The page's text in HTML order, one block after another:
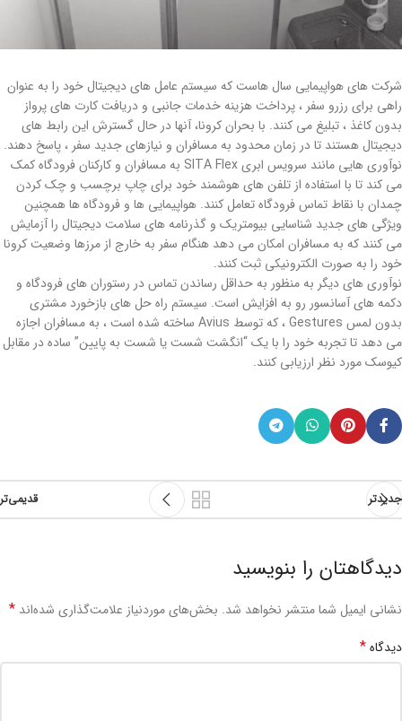
شرکت های هواپیمایی سال هاست که سیستم عامل های دیجیتال خود را به عنوان
راهی برای رزرو سفر ، پرداخت هزینه خدمات جانبی و دریافت کارت های پرواز
بدون کاغذ ، تبلیغ می کنند. با بحران کرونا، آنها در حال گسترش این رابط های
دیجیتال هستند تا در زمان محدود به مسافران و نیازهای جدید سفر ، پاسخ دهند.
نوآوری هایی مانند سرویس ابری SITA Flex به مسافران و کارکنان فرودگاه کمک
می کند تا با استفاده از تلفن های هوشمند خود برای چاپ برچسب و چک کردن
چمدان با نقاط تماس فرودگاه تعامل کنند. هواپیمایی ها و فرودگاه ها همچنین
ویژگی های جدید شناسایی بیومتریک و گذرنامه های سلامت دیجیتال را آزمایش
می کنند که به مسافران امکان می دهد هنگام سفر به خارج از مرزها وضعیت کرونا
خود را به صورت الکترونیکی ثبت کنند.
نوآوری های دیگر به منظور به حداقل رساندن تماس در رستوران های فرودگاه و
دکمه های آسانسور رو به افزایش است. سیستم راه حل های بازخورد مشتری
بدون لمس Gestures ، که توسط Avius ساخته شده است ، به مسافران اجازه
می دهد تا تجربه خود را با یک “انگشت شست یا شست به پایین” ساده در مقابل
کیوسک مورد نظر ارزیابی کنند.
جدیدتر قدیمی‌تر
دیدگاهتان را بنویسید
نشانی ایمیل شما منتشر نخواهد شد. بخش‌های موردنیاز علامت‌گذاری شده‌اند *
دیدگاه*